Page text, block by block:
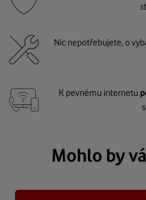
Nic nepotřebujete, o
K pevnému internetu
Mohlo by